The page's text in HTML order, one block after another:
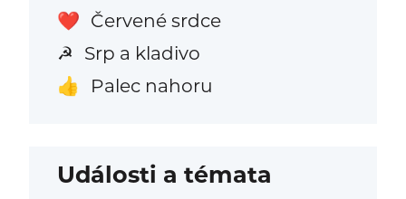
❤️ Červené srdce
☭ Srp a kladivo
👍 Palec nahoru
Události a témata